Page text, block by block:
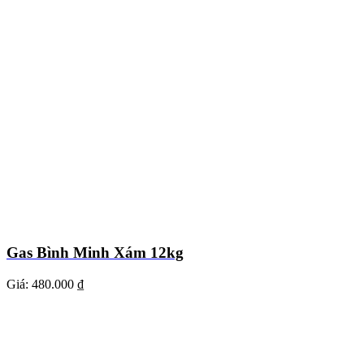
Gas Bình Minh Xám 12kg
Giá: 480.000 ₫